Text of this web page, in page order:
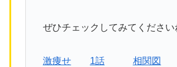
ぜひチェックしてみてください
激痩せ 1話 相関図